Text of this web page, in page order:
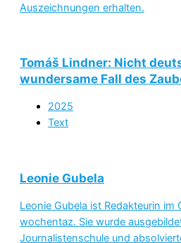
Auszeichnungen erhalten.
Tomáš Lindner: Nicht
wundersame Fall des
2025
Text
Leonie Gubela
Leonie Gubela ist Redakteurin im
wochentaz. Sie wurde
Journalistenschule und